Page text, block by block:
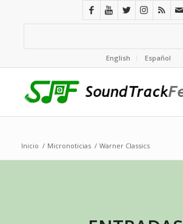
English Español
Inicio / Micronoticias / Warner Classics